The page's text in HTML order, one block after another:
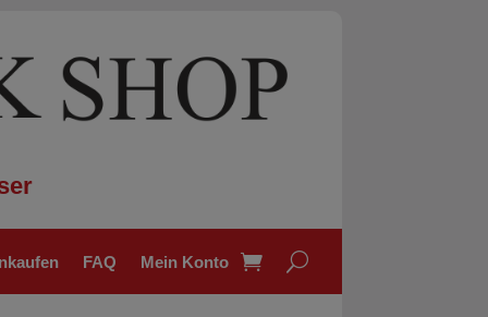
FAQ Mein Konto